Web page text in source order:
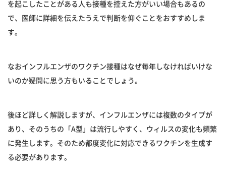
を起こしたことがある人も接種を控えた方がいい場合もあるの
で、医師に詳細を伝えたうえで判断を仰ぐことをおすすめしま
す。
なおインフルエンザのワクチン接種はなぜ毎年しなければいけな
いのか疑問に思う方もいることでしょう。
後ほど詳しく解説しますが、インフルエンザには複数のタイプが
あり、そのうちの「A型」は流行しやすく、ウィルスの変化も頻繁
に発生します。そのため都度変化に対応できるワクチンを生成す
る必要があります。